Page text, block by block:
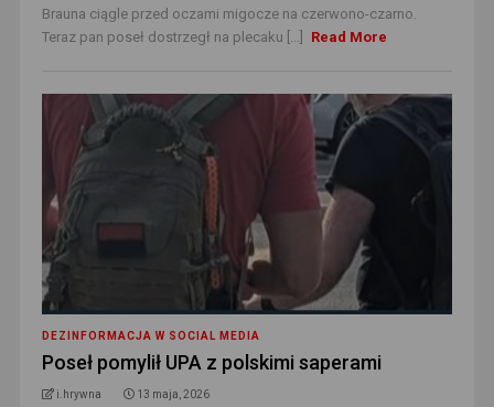
Brauna ciągle przed oczami migocze na czerwono-czarno.
Teraz pan poseł dostrzegł na plecaku [...]
Read More
DEZINFORMACJA W SOCIAL MEDIA
Poseł pomylił UPA z polskimi saperami
i.hrywna 13 maja, 2026